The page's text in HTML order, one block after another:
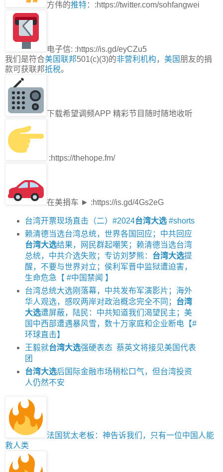
方伟的推特：:https://twitter.com/sohfangwei
电子信: :https://is.gd/eyCZu5
我们是符合美国联邦501(c)(3)的非营利机构， 美国 朋友的捐
款可获联邦抵税。
下载希望调频APP 精彩节目随时随地收听
:https://thehope.fm/
在美捐车 ► :https://is.gd/4Gs2eG
台湾开票现场直击（二）#2024台湾大选#shorts
赖清德当选台湾总统，世界各国回应；中共回应
台湾大选结果，网民群起嘲笑；赖清德当选台湾
总统，中共介选失败；专访刘梦熊： 台湾大选提
醒，不要与世界对立；侯利军晋中监狱遭迫害，
生命危急【 #中国禁闻 】
台湾总统大选刚落幕，中共发布军演影片；海外
华人观选，感叹两岸对政治概念完全不同； 台湾
大选遭屏蔽，陆民：中共知道我们渴望民主；美
国中西部遭遇暴风雪，数十万家庭和企业断电【#
环球直击】
王毅就台湾大选强硬表态 蔡英文将接见美国代表
团
台湾大选后国际金融市场稍松口气，但台湾投资
人仍然不安
法国犹太老板：神告诉我们，只有一位中国人能
救人类